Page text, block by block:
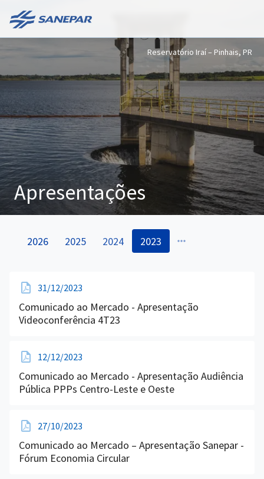
Reservatório Iraí – Pinhais, PR
Apresentações
2026 2025 2024 2023
31/12/2023
Comunicado ao Mercado - Apresentação
Videoconferência 4T23
12/12/2023
Comunicado ao Mercado - Apresentação Audiência
Pública PPPs Centro-Leste e Oeste
27/10/2023
Comunicado ao Mercado – Apresentação Sanepar -
Fórum Economia Circular